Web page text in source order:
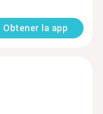
Obtener la app